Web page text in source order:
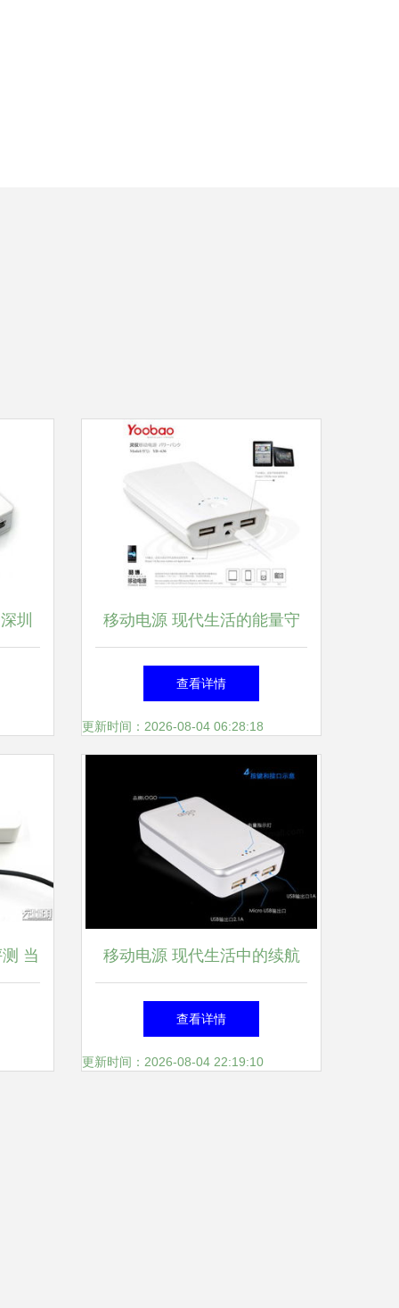
圳
作
移动电源 现代生活的能量守
护者
查看详情
更新时间：2026-08-04 06:28:18
当
轻
移动电源 现代生活中的续航
保障
查看详情
更新时间：2026-08-04 22:19:10